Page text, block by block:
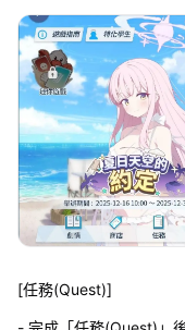
[任務(Quest)]